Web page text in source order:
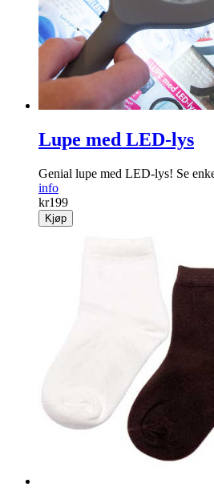
Lupe med LED-lys
Genial lupe med LED-lys! Se
info
kr199
Kjøp